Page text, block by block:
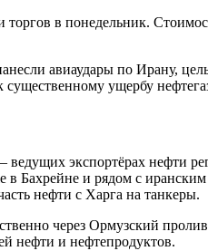
в понедельник.
авиаудары по Ирану,
ущербу
ведущих экспортёрах нефти
Бахрейне и рядом с
нефти с Харга на танкеры.
через Ормузский
нефти и нефтепродуктов.